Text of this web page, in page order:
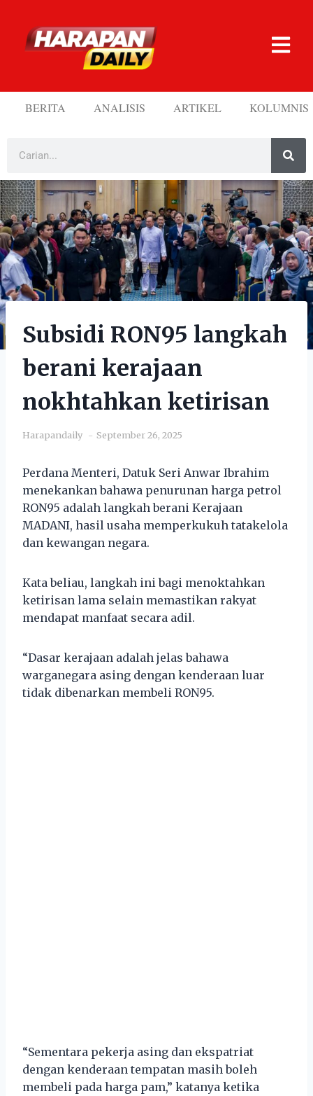
BERITA ANALISIS ARTIKEL KOLUMNIS
Subsidi RON95 langkah
berani kerajaan
nokhtahkan ketirisan
Harapandaily September 26, 2025
Perdana Menteri, Datuk Seri Anwar Ibrahim
menekankan bahawa penurunan harga petrol
RON95 adalah langkah berani Kerajaan
MADANI, hasil usaha memperkukuh tatakelola
dan kewangan negara.
Kata beliau, langkah ini bagi menoktahkan
ketirisan lama selain memastikan rakyat
mendapat manfaat secara adil.
“Dasar kerajaan adalah jelas bahawa
warganegara asing dengan kenderaan luar
tidak dibenarkan membeli RON95.
“Sementara pekerja asing dan ekspatriat
dengan kenderaan tempatan masih boleh
membeli pada harga pam,” katanya ketika